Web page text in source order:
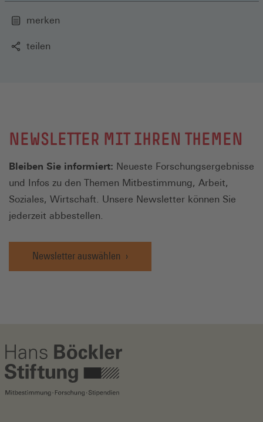
merken
teilen
NEWSLETTER MIT IHREN THEMEN
Bleiben Sie informiert: Neueste Forschungsergebnisse
und Infos zu den Themen Mitbestimmung, Arbeit,
Soziales, Wirtschaft. Unsere Newsletter können Sie
jederzeit abbestellen.
Newsletter auswählen